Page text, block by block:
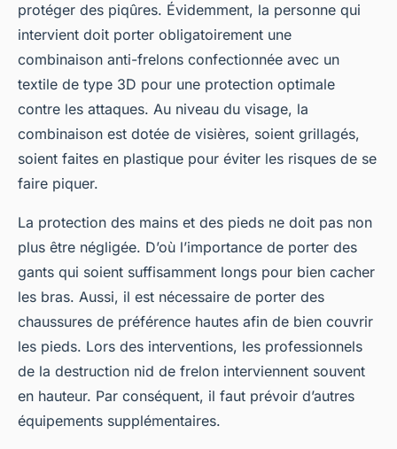
protéger des piqûres. Évidemment, la personne qui
intervient doit porter obligatoirement une
combinaison anti-frelons confectionnée avec un
textile de type 3D pour une protection optimale
contre les attaques. Au niveau du visage, la
combinaison est dotée de visières, soient grillagés,
soient faites en plastique pour éviter les risques de se
faire piquer.
La protection des mains et des pieds ne doit pas non
plus être négligée. D’où l’importance de porter des
gants qui soient suffisamment longs pour bien cacher
les bras. Aussi, il est nécessaire de porter des
chaussures de préférence hautes afin de bien couvrir
les pieds. Lors des interventions, les professionnels
de la destruction nid de frelon interviennent souvent
en hauteur. Par conséquent, il faut prévoir d’autres
équipements supplémentaires.